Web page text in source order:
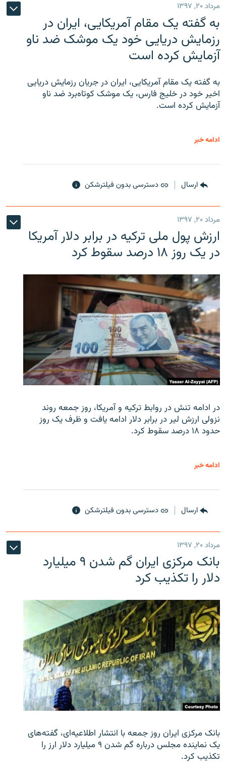
مرداد ۲۰, ۱۳۹۷
به گفته یک مقام آمریکایی، ایران در
رزمایش دریایی خود یک موشک ضد ناو
آزمایش کرده است
به گفته یک مقام آمریکایی، ایران در جریان رزمایش دریایی
اخیر خود در خلیج فارس، یک موشک کوتاه‌برد ضد ناو
آزمایش کرده است.
ادامه خبر
ارسال دسترسی بدون فیلترشکن
مرداد ۲۰, ۱۳۹۷
ارزش پول ملی ترکیه در برابر دلار آمریکا
در یک روز ۱۸ درصد سقوط کرد
در ادامه تنش در روابط ترکیه و آمریکا، روز جمعه روند
نزولی ارزش لیر در برابر دلار ادامه یافت و ظرف یک روز
حدود ۱۸ درصد سقوط کرد.
ادامه خبر
ارسال دسترسی بدون فیلترشکن
مرداد ۲۰, ۱۳۹۷
بانک مرکزی ایران گم شدن ۹ میلیارد
دلار را تکذیب کرد
بانک مرکزی ایران روز جمعه با انتشار اطلاعیه‌ای، گفته‌های
یک نماینده مجلس درباره گم شدن ۹ میلیارد دلار ارز را
تکذیب کرد.